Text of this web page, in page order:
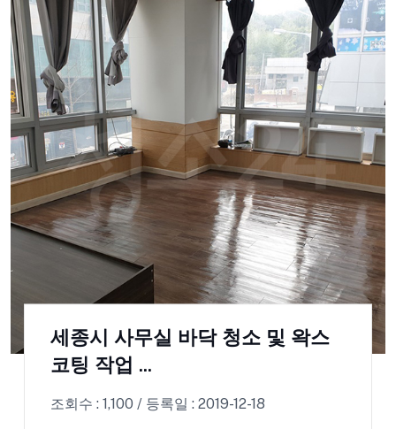
세종시 사무실 바닥 청소 및 왁스
코팅 작업 ...
조회수 : 1,100 / 등록일 : 2019-12-18